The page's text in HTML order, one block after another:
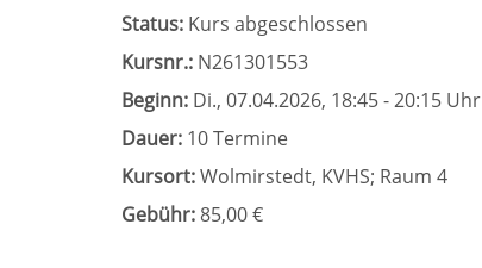
Status: Kurs abgeschlossen
Kursnr.: N261301553
Beginn: Di., 07.04.2026, 18:45 - 20:15 Uhr
Dauer: 10 Termine
Kursort:Wolmirstedt, KVHS; Raum 4
Gebühr:85,00 €